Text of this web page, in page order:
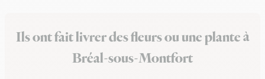
Ils ont fait livrer des fleurs ou une plante à
Bréal-sous-Montfort